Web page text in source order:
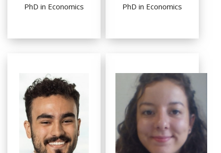
PhD in Economics PhD in Economics